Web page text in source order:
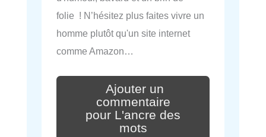
folie ! N’hésitez plus faites vivre un
homme plutôt qu'un site internet
comme Amazon…
Ajouter un
commentaire
pour L'ancre des
mots